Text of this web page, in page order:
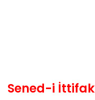
Sened-i İttifak